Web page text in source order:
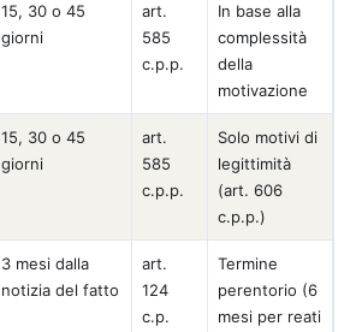
15, 30 o 45
giorni
art.
585
c.p.p.
In base alla
complessità
della
motivazione
15, 30 o 45
giorni
art.
585
c.p.p.
Solo motivi di
legittimità
(art. 606
c.p.p.)
3 mesi dalla
notizia del fatto
art.
124
c.p.
Termine
perentorio (6
mesi per reati